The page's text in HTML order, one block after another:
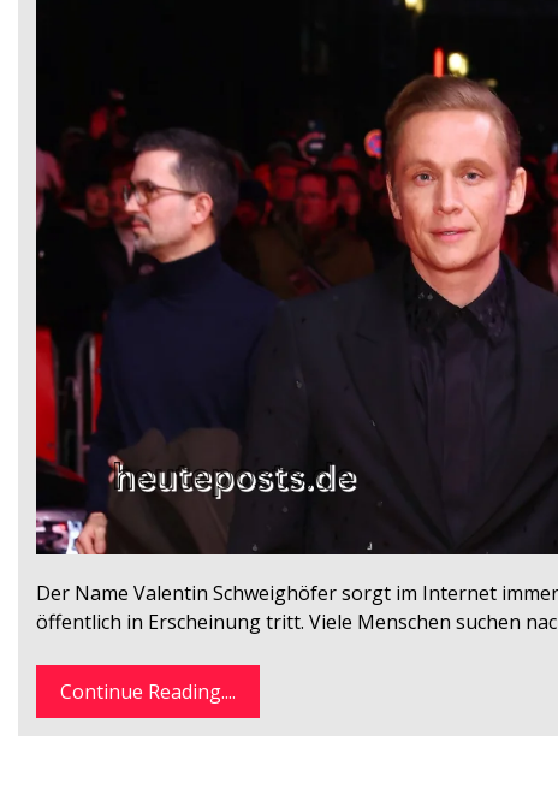
Der Name Valentin Schweighöfer sorgt im Internet
öffentlich in Erscheinung tritt. Viele Menschen suchen
Continue Reading....